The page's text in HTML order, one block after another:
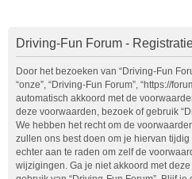
Driving-Fun Forum -
Door het bezoeken van “Driving-Fun
“onze”, “Driving-Fun Forum”, “https://
automatisch akkoord met de
deze voorwaarden, bezoek of gebruik
We hebben het recht om de
zullen ons best doen om je hiervan
echter aan te raden om zelf de
wijzigingen. Ga je niet akkoord met